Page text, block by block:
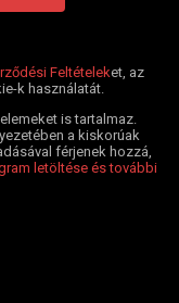
Feltételeket, az
k használatát.
is tartalmaz.
a kiskorúak
férjenek hozzá,
letöltése és további